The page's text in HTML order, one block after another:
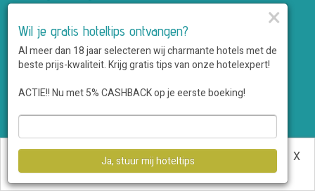
Wildarrangementen
Seizoensarrangementen
Feestdagen & Seizoen
Kerst / Oud en Nieuw arrangementen
All-in kerstarrangementen
Luxe kerstarrangementen
Oud & Nieuw arrangementen met feest
Weg tussen Kerst en Oud & Nieuw
×
Wil je gratis hoteltips ontvangen?
Al meer dan 18 jaar selecteren wij charmante hotels met de
beste prijs-kwaliteit. Krijg gratis tips van onze hotelexpert!
ACTIE!! Nu met 5% CASHBACK op je eerste boeking!
Ja, stuur mij hoteltips X
Deze website maakt gebruik van cookies.
informatie.